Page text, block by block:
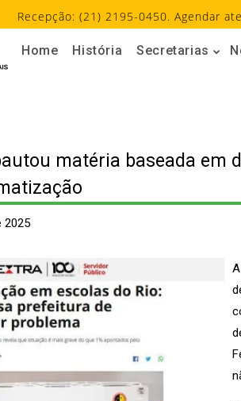
Recepção: (21) 2195-0450. Agendar
Home História Secretarias
matéria baseada em
2025